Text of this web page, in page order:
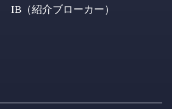
IB（紹介ブローカー）